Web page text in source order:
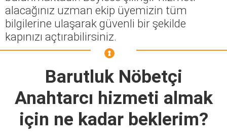
alacağınız uzman ekip üyemizin tüm
bilgilerine ulaşarak güvenli bir şekilde
kapınızı açtırabilirsiniz.
Barutluk Nöbetçi
Anahtarcı hizmeti almak
için ne kadar beklerim?